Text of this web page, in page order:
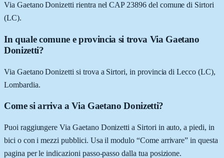
Via Gaetano Donizetti rientra nel CAP 23896 del comune di Sirtori
(LC).
In quale comune e provincia si trova Via Gaetano
Donizetti?
Via Gaetano Donizetti si trova a Sirtori, in provincia di Lecco (LC),
Lombardia.
Come si arriva a Via Gaetano Donizetti?
Puoi raggiungere Via Gaetano Donizetti a Sirtori in auto, a piedi, in
bici o con i mezzi pubblici. Usa il modulo “Come arrivare” in questa
pagina per le indicazioni passo-passo dalla tua posizione.